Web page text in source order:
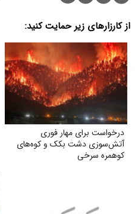
از کارزارهای زیر حمایت کنید:
درخواست برای مهار فوری
آتش‌سوزی دشت بکک و کوه‌های
کوهمره‌ سرخی